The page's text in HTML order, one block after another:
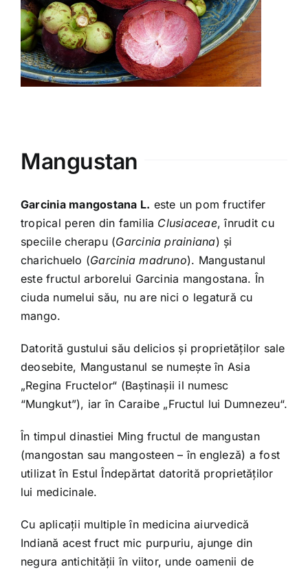
Varia
Clubul Iubim Fructele
Mangustan
Garcinia mangostana L. este un pom fructifer
tropical peren din familia Clusiaceae, înrudit cu
speciile cherapu (Garcinia prainiana) și
charichuelo (Garcinia madruno). Mangustanul
este fructul arborelui Garcinia mangostana. În
ciuda numelui său, nu are nici o legatură cu
mango.
Datorită gustului său delicios şi proprietăţilor sale
deosebite, Mangustanul se numeşte în Asia
„Regina Fructelor“ (Baştinaşii il numesc
“Mungkut”), iar în Caraibe „Fructul lui Dumnezeu“.
În timpul dinastiei Ming fructul de mangustan
(mangostan sau mangosteen – în engleză) a fost
utilizat în Estul Îndepărtat datorită proprietăţilor
lui medicinale.
Cu aplicaţii multiple în medicina aiurvedică
Indiană acest fruct mic purpuriu, ajunge din
negura antichităţii în viitor, unde oamenii de